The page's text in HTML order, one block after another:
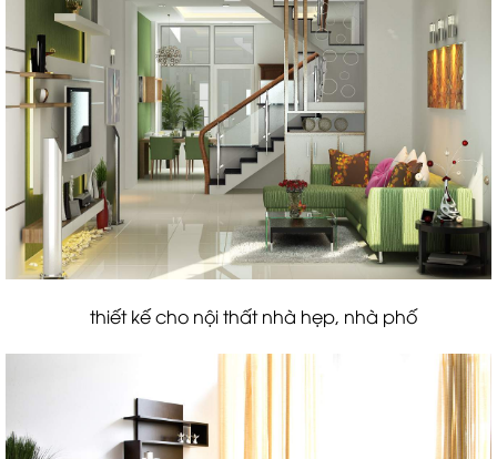
thiết kế cho nội thất nhà hẹp, nhà phố